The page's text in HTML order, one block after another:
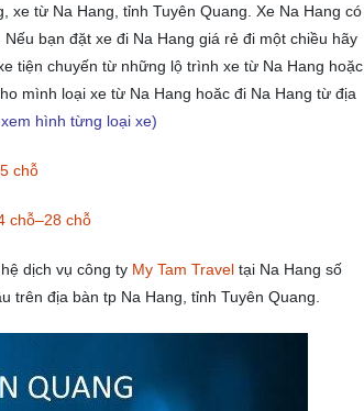
xe từ Na Hang, tỉnh Tuyên Quang. Xe Na Hang có
bạn đặt xe đi Na Hang giá rẻ đi một chiều hãy
tiện chuyến từ những lộ trình xe từ Na Hang hoặc
mình loại xe từ Na Hang hoăc đi Na Hang từ địa
hình từng loại xe)
chỗ
chỗ–28 chỗ
dịch vụ công ty My Tam Travel tại Na Hang số
địa bàn tp Na Hang, tỉnh Tuyên Quang.